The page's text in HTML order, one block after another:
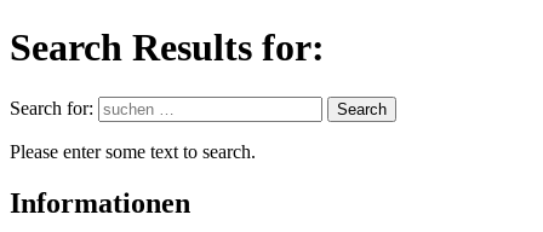
Search Results for:
Search for: Search
Please enter some text to search.
Informationen